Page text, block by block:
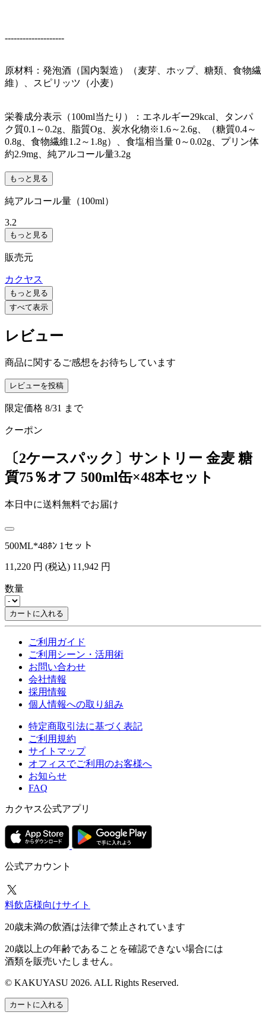
--------------------
原材料：発泡酒（国内製造）（麦芽、ホップ、糖類、食物繊
維）、スピリッツ（小麦）
栄養成分表示（100ml当たり）：エネルギー29kcal、タンパ
ク質0.1～0.2g、脂質Og、炭水化物※1.6～2.6g、（糖質0.4～
0.8g、食物繊維1.2～1.8g）、食塩相当量 0～0.02g、プリン体
約2.9mg、純アルコール量3.2g
もっと見る
純アルコール量（100ml）
3.2
もっと見る
販売元
カクヤス
もっと見る
すべて表示
レビュー
商品に関するご感想をお待ちしています
レビューを投稿
限定価格 8/31 まで
クーポン
〔2ケースパック〕サントリー 金麦 糖
質75％オフ 500ml缶×48本セット
本日中に送料無料でお届け
500ML*48ﾎﾝ 1セット
11,220 円 (税込) 11,942 円
数量
カートに入れる
ご利用ガイド
ご利用シーン・活用術
お問い合わせ
会社情報
採用情報
個人情報への取り組み
特定商取引法に基づく表記
ご利用規約
サイトマップ
オフィスでご利用のお客様へ
お知らせ
FAQ
カクヤス公式アプリ
公式アカウント
料飲店様向けサイト
20歳未満の飲酒は法律で禁止されています
20歳以上の年齢であることを確認できない場合には
酒類を販売いたしません。
© KAKUYASU 2026. ALL Rights Reserved.
カートに入れる